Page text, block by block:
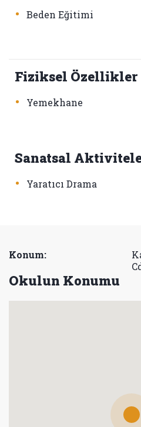
• Beden Eğitimi
Fiziksel Özellikler
• Yemekhane
Sanatsal
• Yaratıcı Drama
Konum:
Okulun Konumu